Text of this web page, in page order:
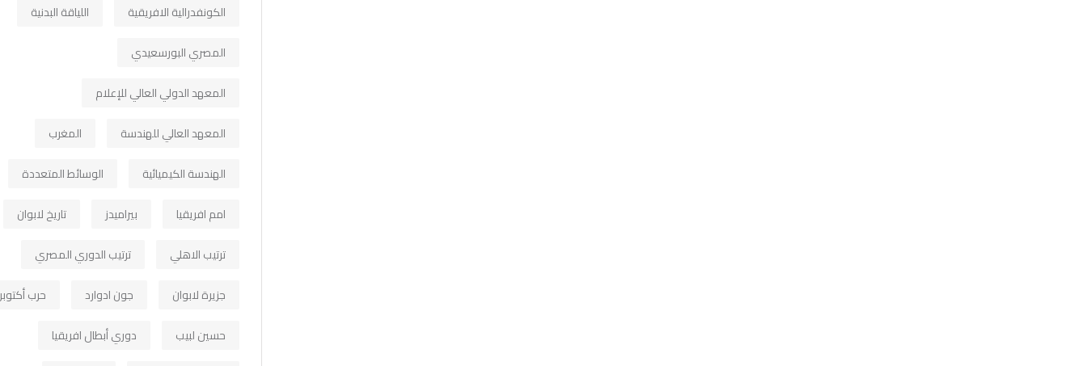
الكونفدرالية الافريقية
اللياقة البدنية
المصري البورسعيدي
المعهد الدولي العالي للإعلام
المعهد العالي للهندسة
المغرب
الهندسة الكيميائية
الوسائط المتعددة
امم افريقيا
بيراميدز
تاريخ لابوان
ترتيب الاهلي
ترتيب الدوري المصري
جزيرة لابوان
جون ادوارد
حرب أكتوبر
حسين لبيب
دوري أبطال افريقيا